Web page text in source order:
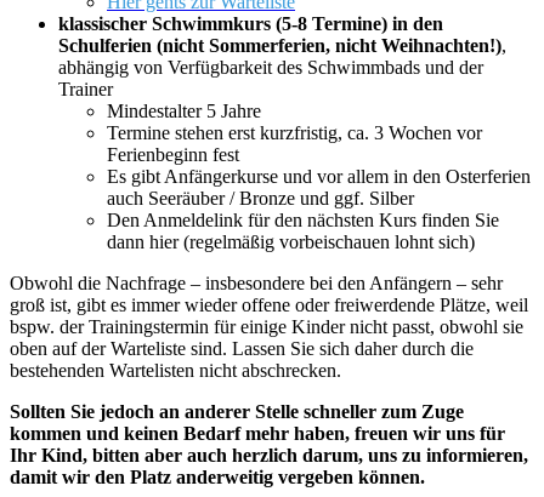
klassischer Schwimmkurs (5-8 Termine) in den
Schulferien (nicht Sommerferien, nicht Weihnachten!),
abhängig von Verfügbarkeit des Schwimmbads und der
Trainer
Mindestalter 5 Jahre
Termine stehen erst kurzfristig, ca. 3 Wochen vor
Ferienbeginn fest
Es gibt Anfängerkurse und vor allem in den Osterferien
auch Seeräuber / Bronze und ggf. Silber
Den Anmeldelink für den nächsten Kurs finden Sie
dann hier (regelmäßig vorbeischauen lohnt sich)
Obwohl die Nachfrage – insbesondere bei den Anfängern – sehr
groß ist, gibt es immer wieder offene oder freiwerdende Plätze, weil
bspw. der Trainingstermin für einige Kinder nicht passt, obwohl sie
oben auf der Warteliste sind. Lassen Sie sich daher durch die
bestehenden Wartelisten nicht abschrecken.
Sollten Sie jedoch an anderer Stelle schneller zum Zuge
kommen und keinen Bedarf mehr haben, freuen wir uns für
Ihr Kind, bitten aber auch herzlich darum, uns zu informieren,
damit wir den Platz anderweitig vergeben können.